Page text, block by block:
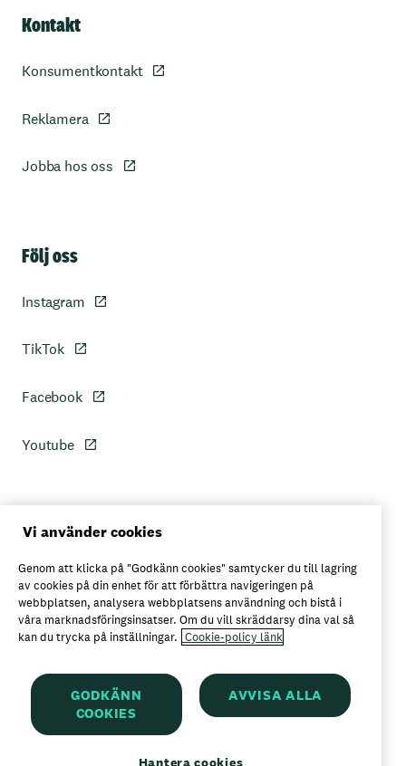
Kontakt
Konsumentkontakt
Reklamera
Jobba hos oss
Följ oss
Instagram
TikTok
Facebook
Youtube
Personuppgiftspolicy
Axfoods integritetspolicy
Här kan du köpa Garant
Garant är ett registrerat varumärke för
Vi använder cookies
Genom att klicka på "Godkänn cookies" samtycker du till lagring
av cookies på din enhet för att förbättra navigeringen på
webbplatsen, analysera webbplatsens användning och bistå i
våra marknadsföringsinsatser. Om du vill skräddarsy dina val så
kan du trycka på inställningar. Cookie-policy länk
GODKÄNN
COOKIES
AVVISA ALLA